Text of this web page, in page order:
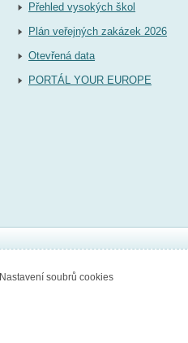
Přehled vysokých škol
Plán veřejných zakázek 2026
Otevřená data
PORTÁL YOUR EUROPE
Nastavení soubrů cookies